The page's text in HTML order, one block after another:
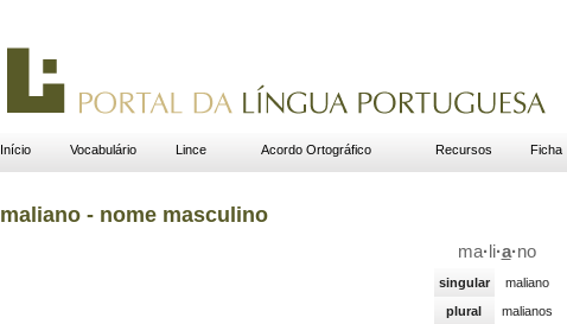
Início Vocabulário Lince Acordo Ortográfico Recursos Ficha
maliano - nome masculino
ma· li·a·no
singular
maliano
plural
malianos